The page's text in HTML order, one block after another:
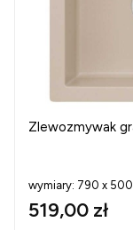
Zlewozmywak
wymiary: 790 x
519,00 zł